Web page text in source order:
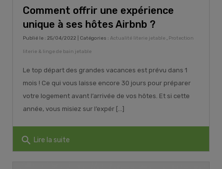
Comment offrir une expérience
unique à ses hôtes Airbnb ?
Publié le : 25/04/2022 | Catégories : Actualité literie jetable , Protection
literie & linge de bain jetable
Le top départ des grandes vacances est prévu dans 1
mois ! Ce qui vous laisse encore 30 jours pour préparer
votre logement avant l’arrivée de vos hôtes. Et si cette
année, vous misiez sur l’expér [...]
search Lire la suite